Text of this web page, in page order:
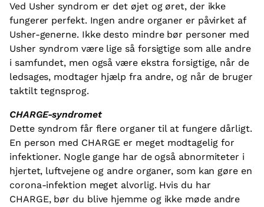
Ved Usher syndrom er det øjet og øret, der ikke
fungerer perfekt. Ingen andre organer er påvirket af
Usher-generne. Ikke desto mindre bør personer med
Usher syndrom være lige så forsigtige som alle andre
i samfundet, men også være ekstra forsigtige, når de
ledsages, modtager hjælp fra andre, og når de bruger
taktilt tegnsprog.
CHARGE-syndromet
Dette syndrom får flere organer til at fungere dårligt.
En person med CHARGE er meget modtagelig for
infektioner. Nogle gange har de også abnormiteter i
hjertet, luftvejene og andre organer, som kan gøre en
corona-infektion meget alvorlig. Hvis du har
CHARGE, bør du blive hjemme og ikke møde andre